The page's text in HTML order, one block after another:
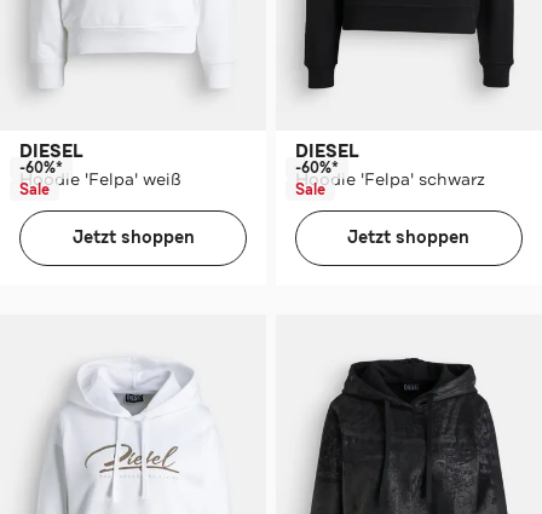
DIESEL
Hoodie 'Felpa' weiß
-60%*
Sale
Jetzt shoppen
DIESEL
Hoodie 'Felpa' schwarz
-60%*
Sale
Jetzt shoppen